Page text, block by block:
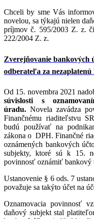
Chceli by sme Vás
novelou, sa týkajú nielen
príjmov č. 595/2003 Z. z.
222/2004 Z. z.
Zverejňovanie bankových
odberateľa za nezaplatenú
Od 15. novembra 2021
súvislosti s
úradu. Novela zavádza
Finančnému riaditeľstvu
budú používať na
zákona o DPH. Finančné
oznámených bankových
subjekty, ktoré sú k 15.
povinnosť oznámiť bankový
Ustanovenie § 6 ods. 7
považuje sa takýto účet na
Oznamovacia povinnosť
daňový subjekt stal